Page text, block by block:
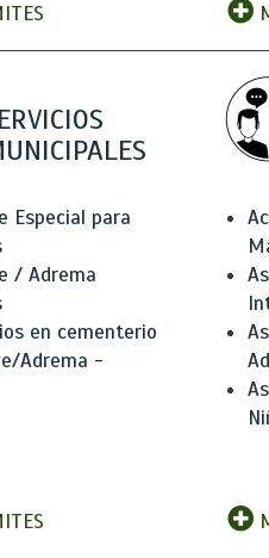
Especial para
/ Adrema
en cementerio
Adrema -